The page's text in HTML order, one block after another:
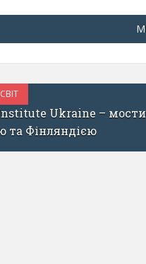
Ukraine – мости між
Фінляндією